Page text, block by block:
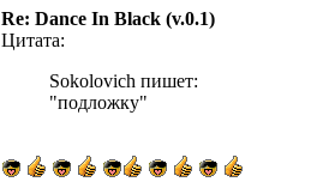
Re: Dance In Black (v.0.1)
Цитата:
Sokolovich пишет:
"подложку"